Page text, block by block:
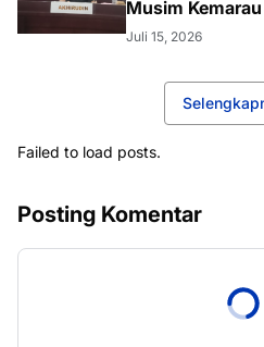
Musim Kemarau
Juli 15, 2026
Failed to load posts.
Posting Komentar